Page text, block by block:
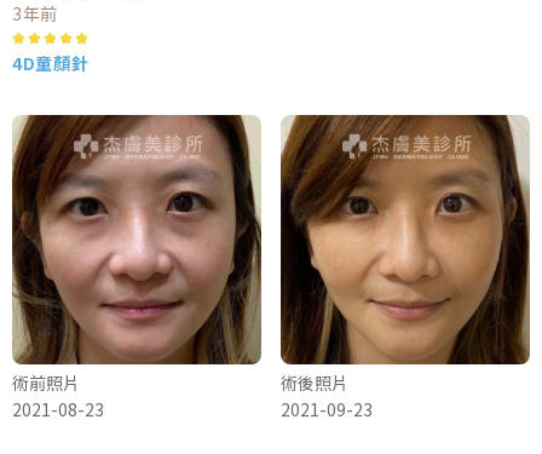
3年前
4D童顏針
術前照片
2021-08-23
術後照片
2021-09-23